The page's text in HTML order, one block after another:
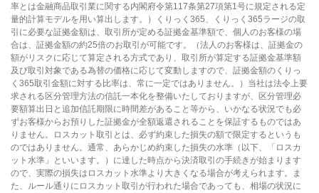
率とは金融商品取引業に関する内閣府令第117条第27項第1号に規定される定
量的計算モデルを用い算出します。）くりっく365、くりっく365ラージの取
引に必要な証拠金額は、取引所が定める証拠金基準額で、個人のお客様の場
合は、証拠金額の約25倍のお取引が可能です。（法人のお客様は、証拠金の
額がリスクに応じて算定される方式であり、取引所が算定する証拠金基準額
及び取引対象である為替の価格に応じて変動しますので、証拠金額のくりっ
く365取引金額に対する比率は、常に一定ではありません。）当社は法令上要
求される区分管理方法の信託一本化を整備いたしておりますが、区分管理必
要額算出日と追加信託期限に時間差があること等から、いかなる状況でも必
ずお客様からお預りした証拠金が全額返還されることを保証するものではあ
りません。ロスカット取引とは、必ず約束した損失の額で限定するというも
のではありません。通常、あらかじめ約束した損失の水準（以下、「ロスカ
ット水準」といいます。）に達した時点から決済取引の手続きが始まります
ので、実際の損失はロスカット水準より大きくなる場合が考えられます。ま
た、ルール通りにロスカット取引が行われた場合であっても、相場の状況に